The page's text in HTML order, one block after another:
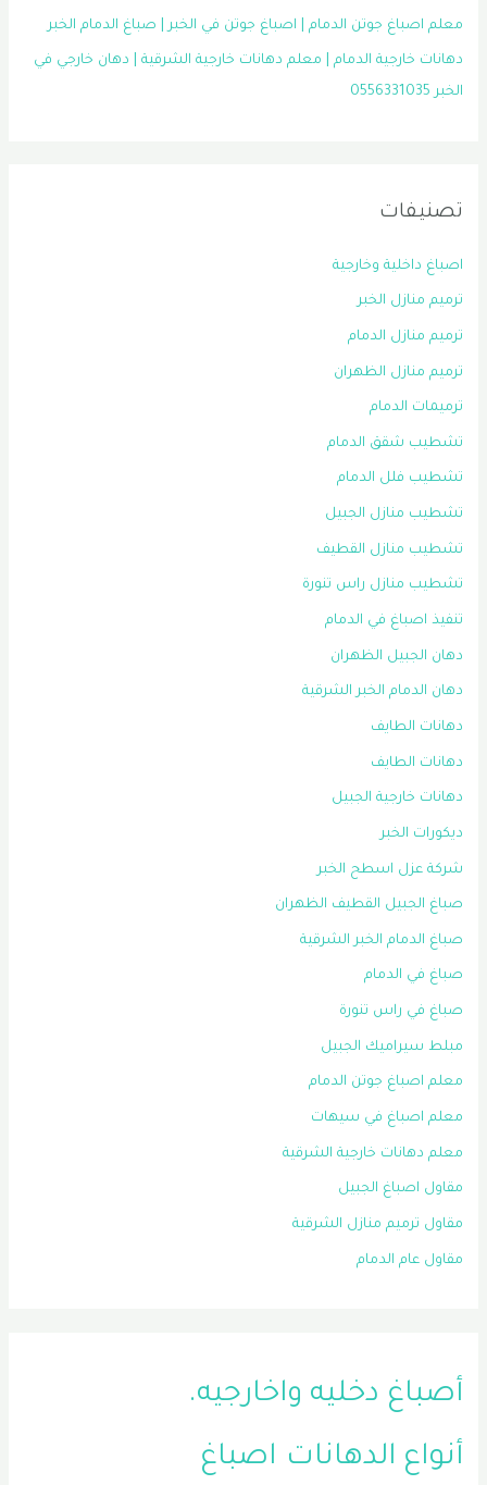
معلم اصباغ جوتن الدمام | اصباغ جوتن في الخبر | صباغ الدمام الخبر
دهانات خارجية الدمام | معلم دهانات خارجية الشرقية | دهان خارجي في
الخبر 0556331035
تصنيفات
اصباغ داخلية وخارجية
ترميم منازل الخبر
ترميم منازل الدمام
ترميم منازل الظهران
ترميمات الدمام
تشطيب شقق الدمام
تشطيب فلل الدمام
تشطيب منازل الجبيل
تشطيب منازل القطيف
تشطيب منازل راس تنورة
تنفيذ اصباغ في الدمام
دهان الجبيل الظهران
دهان الدمام الخبر الشرقية
دهانات الطايف
دهانات الطايف
دهانات خارجية الجبيل
ديكورات الخبر
شركة عزل اسطح الخبر
صباغ الجبيل القطيف الظهران
صباغ الدمام الخبر الشرقية
صباغ في الدمام
صباغ في راس تنورة
مبلط سيراميك الجبيل
معلم اصباغ جوتن الدمام
معلم اصباغ في سيهات
معلم دهانات خارجية الشرقية
مقاول اصباغ الجبيل
مقاول ترميم منازل الشرقية
مقاول عام الدمام
أصباغ دخليه واخارجيه.
أنواع الدهانات اصباغ